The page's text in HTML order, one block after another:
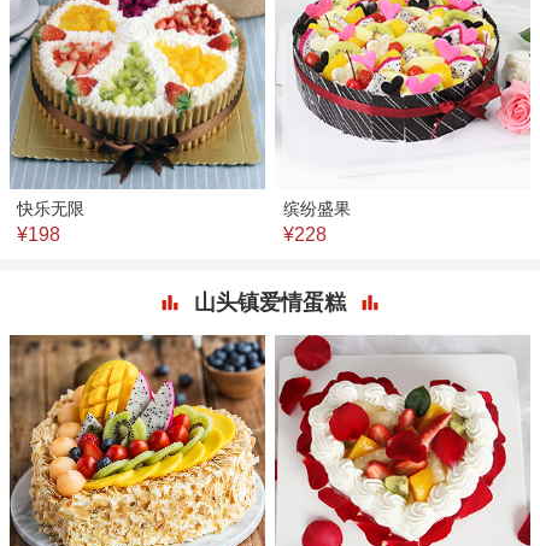
快乐无限
¥198
缤纷盛果
¥228
山头镇爱情蛋糕